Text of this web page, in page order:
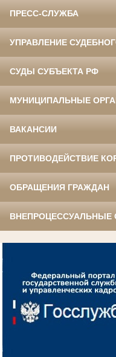
ПРЕСС-СЛУЖБА
УПРАВЛЕНИЕ
СУДЫ СУБЪЕКТА РФ
МУНИЦИПАЛЬНЫЕ
ВАКАНСИИ
ПРОТИВОДЕЙСТВИЕ
ОБРАЩЕНИЯ ГРАЖДАН
ВНЕПРОЦЕССУАЛЬНЫЕ